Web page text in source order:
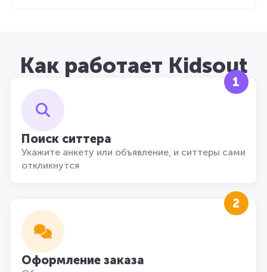
Как работает Kidsout
1
Поиск ситтера
Укажите анкету или объявление, и ситтеры сами
откликнутся
2
Оформление заказа